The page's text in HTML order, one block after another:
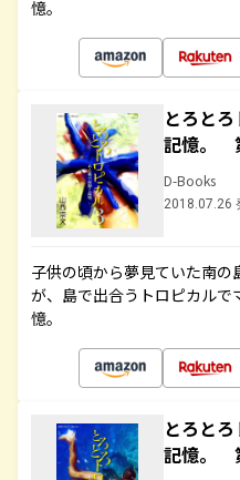
憶。
とろと
記憶。
D-Books
2018.07.26
子供の頃から夢見ていた南
が、島で出合うトロピカル
憶。
とろと
記憶。